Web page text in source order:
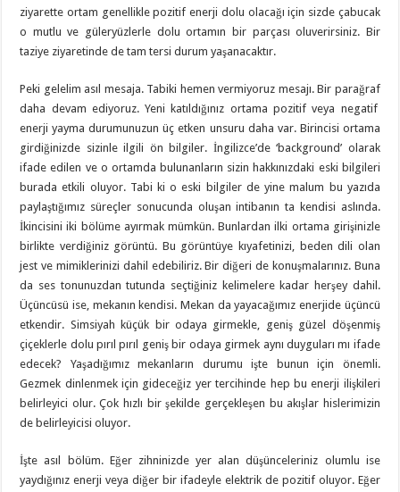
ziyarette ortam genellikle pozitif enerji dolu olacağı için sizde çabucak
o mutlu ve güleryüzlerle dolu ortamın bir parçası oluverirsiniz. Bir
taziye ziyaretinde de tam tersi durum yaşanacaktır.
Peki gelelim asıl mesaja. Tabiki hemen vermiyoruz mesajı. Bir parağraf
daha devam ediyoruz. Yeni katıldığınız ortama pozitif veya negatif
enerji yayma durumunuzun üç etken unsuru daha var. Birincisi ortama
girdiğinizde sizinle ilgili ön bilgiler. İngilizce’de ‘background’ olarak
ifade edilen ve o ortamda bulunanların sizin hakkınızdaki eski bilgileri
burada etkili oluyor. Tabi ki o eski bilgiler de yine malum bu yazıda
paylaştığımız süreçler sonucunda oluşan intibanın ta kendisi aslında.
İkincisini iki bölüme ayırmak mümkün. Bunlardan ilki ortama girişinizle
birlikte verdiğiniz görüntü. Bu görüntüye kıyafetinizi, beden dili olan
jest ve mimiklerinizi dahil edebiliriz. Bir diğeri de konuşmalarınız. Buna
da ses tonunuzdan tutunda seçtiğiniz kelimelere kadar herşey dahil.
Üçüncüsü ise, mekanın kendisi. Mekan da yayacağımız enerjide üçüncü
etkendir. Simsiyah küçük bir odaya girmekle, geniş güzel döşenmiş
çiçeklerle dolu pırıl pırıl geniş bir odaya girmek aynı duyguları mı ifade
edecek? Yaşadığımız mekanların durumu işte bunun için önemli.
Gezmek dinlenmek için gideceğiz yer tercihinde hep bu enerji ilişkileri
belirleyici olur. Çok hızlı bir şekilde gerçekleşen bu akışlar hislerimizin
de belirleyicisi oluyor.
İşte asıl bölüm. Eğer zihninizde yer alan düşünceleriniz olumlu ise
yaydığınız enerji veya diğer bir ifadeyle elektrik de pozitif oluyor. Eğer